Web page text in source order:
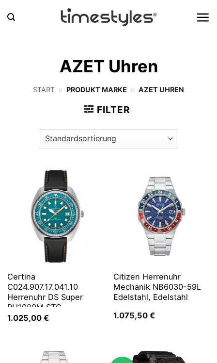
Inhalt
AZET Uhren
START » PRODUKT MARKE » AZET UHREN
FILTER
Certina
C024.907.17.041.10
Herrenuhr DS Super
PH1000M STC
1.025,00 €
Citizen Herrenuhr
Mechanik NB6030-59L
Edelstahl, Edelstahl
1.075,50 €